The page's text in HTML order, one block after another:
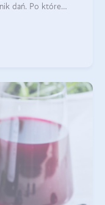
dań. Po które